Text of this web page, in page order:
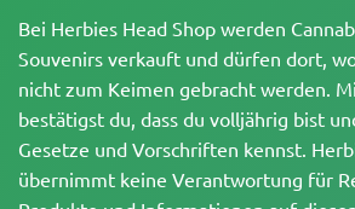
Bei Herbies Head Shop werden
Souvenirs verkauft und dürfen dort,
nicht zum Keimen gebracht werden.
bestätigst du, dass du volljährig bist
Gesetze und Vorschriften kennst.
übernimmt keine Verantwortung für